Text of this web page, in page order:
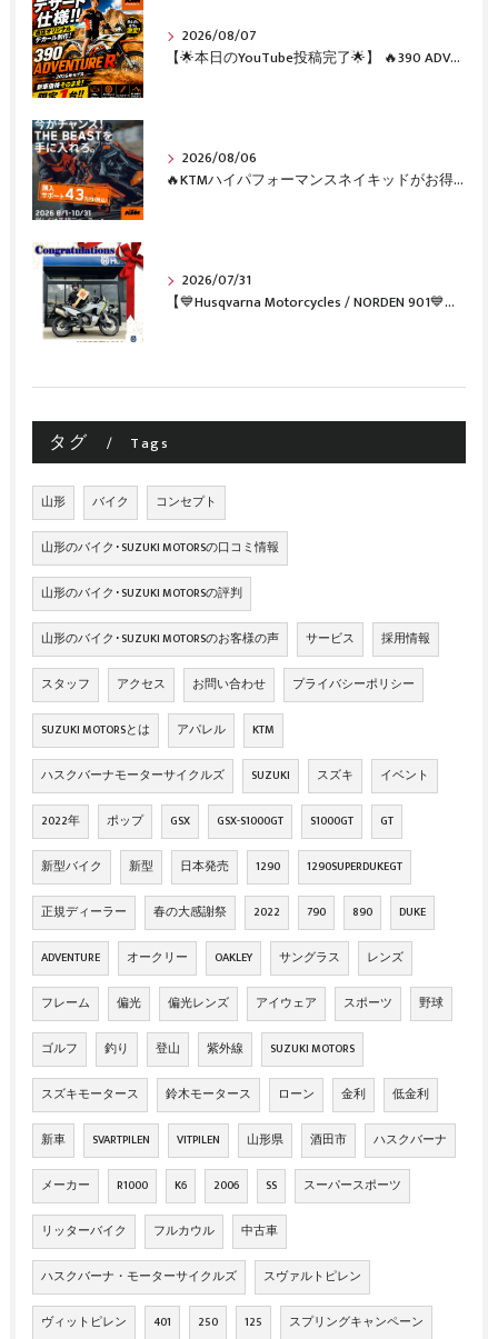
2026/08/07
【🌟本日のYouTube投稿完了🌟】 🔥390 ADVENTURE R × KTM山形 オリジナルデカール仕様誕生🔥
2026/08/06
🔥KTMハイパフォーマンスネイキッドがお得に手に入るチャンス🔥
2026/07/31
【💙Husqvarna Motorcycles / NORDEN 901💙】 ご納車おめでとうございます🎉✨
タグ Tags
山形 バイク コンセプト
山形のバイク･SUZUKI MOTORSの口コミ情報
山形のバイク･SUZUKI MOTORSの評判
山形のバイク･SUZUKI MOTORSのお客様の声 サービス 採用情報
スタッフ アクセス お問い合わせ プライバシーポリシー
SUZUKI MOTORSとは アパレル KTM
ハスクバーナモーターサイクルズ SUZUKI スズキ イベント
2022年 ポップ GSX GSX-S1000GT S1000GT GT
新型バイク 新型 日本発売 1290 1290SUPERDUKEGT
正規ディーラー 春の大感謝祭 2022 790 890 DUKE
ADVENTURE オークリー OAKLEY サングラス レンズ
フレーム 偏光 偏光レンズ アイウェア スポーツ 野球
ゴルフ 釣り 登山 紫外線 SUZUKI MOTORS
スズキモータース 鈴木モータース ローン 金利 低金利
新車 SVARTPILEN VITPILEN 山形県 酒田市 ハスクバーナ
メーカー R1000 K6 2006 SS スーパースポーツ
リッターバイク フルカウル 中古車
ハスクバーナ・モーターサイクルズ スヴァルトピレン
ヴィットピレン 401 250 125 スプリングキャンペーン